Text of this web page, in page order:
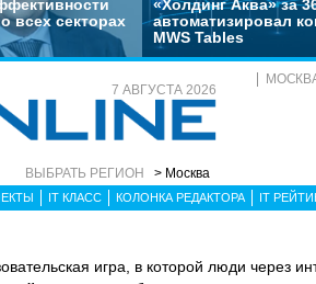
всех секторах
«Холдинг Аква» за
автоматизировал
MWS Tables
7 АВГУСТА 2026
ВЫБРАТЬ РЕГИОН > Москва
IT КЛАСС КОЛОНКА РЕДАКТОРА IT
игра, в которой люди через